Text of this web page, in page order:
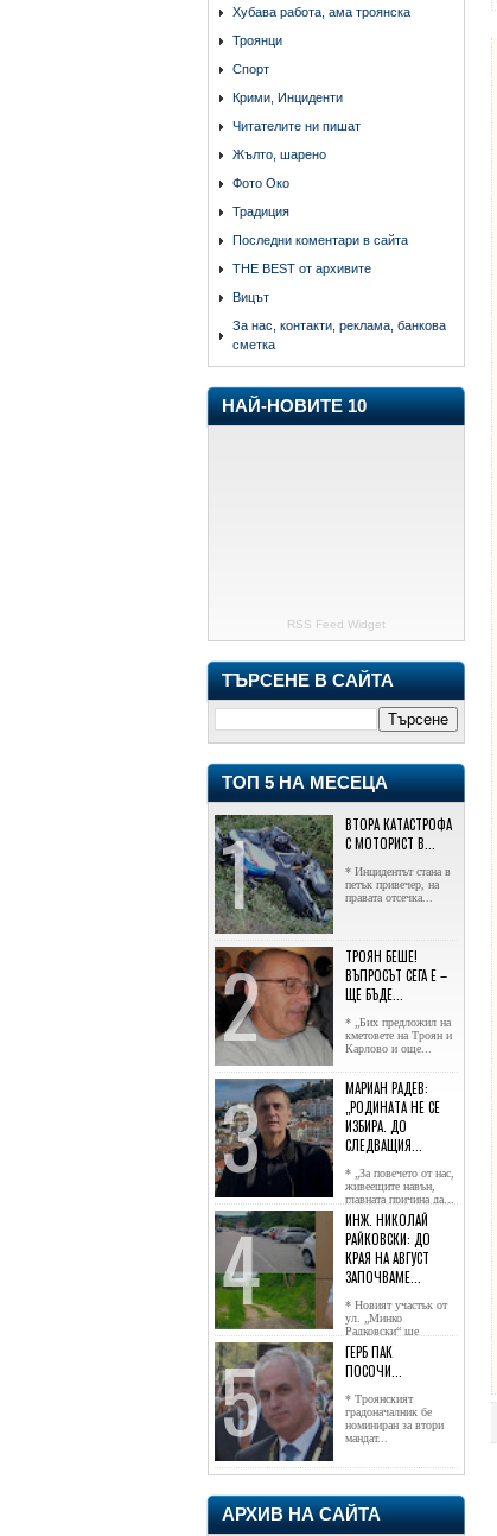
Хубава работа, ама троянска
Троянци
Спорт
Крими, Инциденти
Читателите ни пишат
Жълто, шарено
Фото Око
Традиция
Последни коментари в сайта
THE BEST от архивите
Вицът
За нас, контакти, реклама, банкова
сметка
НАЙ-НОВИТЕ 10
RSS Feed Widget
ТЪРСЕНЕ В САЙТА
ТОП 5 НА МЕСЕЦА
ВТОРА КАТАСТРОФА
С МОТОРИСТ В...
* Инцидентът стана в
петък привечер, на
правата отсечка...
ТРОЯН БЕШЕ!
ВЪПРОСЪТ СЕГА Е –
ЩЕ БЪДЕ...
* „Бих предложил на
кметовете на Троян и
Карлово и още...
МАРИАН РАДЕВ:
„РОДИНАТА НЕ СЕ
ИЗБИРА. ДО
СЛЕДВАЩИЯ...
* „За повечето от нас,
живеещите навън,
главната причина да...
ИНЖ. НИКОЛАЙ
РАЙКОВСКИ: ДО
КРАЯ НА АВГУСТ
ЗАПОЧВАМЕ...
* Новият участък от
ул. „Минко
Радковски“ ще
достигне жк...
ГЕРБ ПАК
ПОСОЧИ...
* Троянският
градоначалник бе
номиниран за втори
мандат...
АРХИВ НА САЙТА